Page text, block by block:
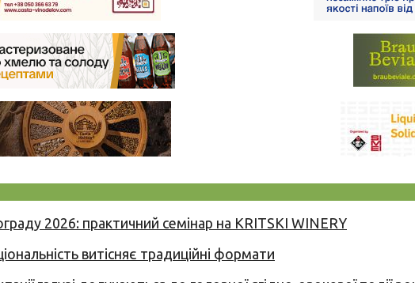
2026: практичний семінар на KRITSKI WINERY
витісняє традиційні формати